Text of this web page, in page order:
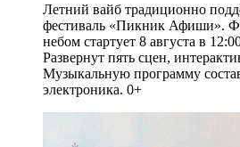
Летний вайб традиционно
фестиваль «Пикник Афиши».
небом стартует 8 августа в
Развернут пять сцен,
Музыкальную программу
электроника. 0+